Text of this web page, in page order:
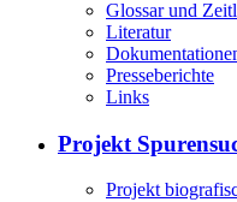
Glossar und
Literatur
Presseberichte
Links
Projekt
Projekt